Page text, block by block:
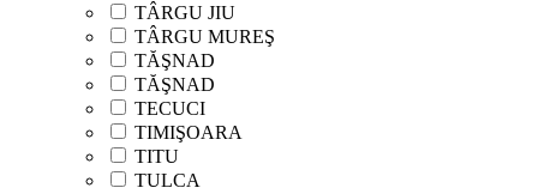
TÂRGU JIU
TÂRGU MUREŞ
TĂŞNAD
TĂŞNAD
TECUCI
TIMIŞOARA
TITU
TULCA